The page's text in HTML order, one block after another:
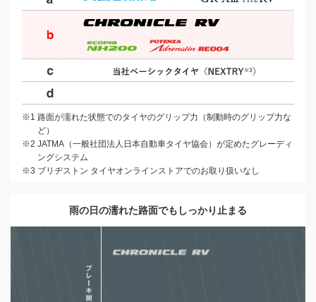
※1 路面が濡れた状態でのタイヤのグリップ力（制動時のグリップ力な
ど）
※2 JATMA（一般社団法人日本自動車タイヤ協会）が定めたグレーディ
ングシステム
※3 ブリヂストン タイヤオンラインストアでのお取り扱いなし
雨の日の濡れた路面でも しっかり止まる